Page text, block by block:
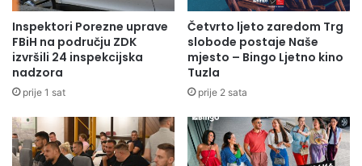
Inspektori Porezne uprave
FBiH na području ZDK
izvršili 24 inspekcijska
nadzora
prije 1 sat
Četvrto ljeto zaredom Trg
slobode postaje Naše
mjesto – Bingo Ljetno kino
Tuzla
prije 2 sata